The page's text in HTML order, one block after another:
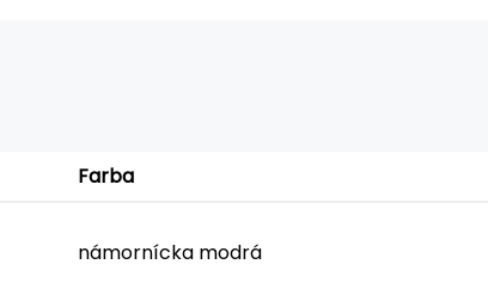
Farba
námornícka modrá